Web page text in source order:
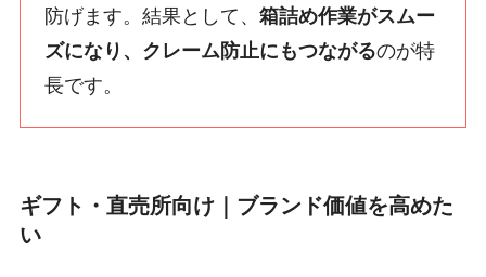
防げます。結果として、箱詰め作業がスムー
ズになり、クレーム防止にもつながるのが特
長です。
ギフト・直売所向け｜ブランド価値を高めた
い